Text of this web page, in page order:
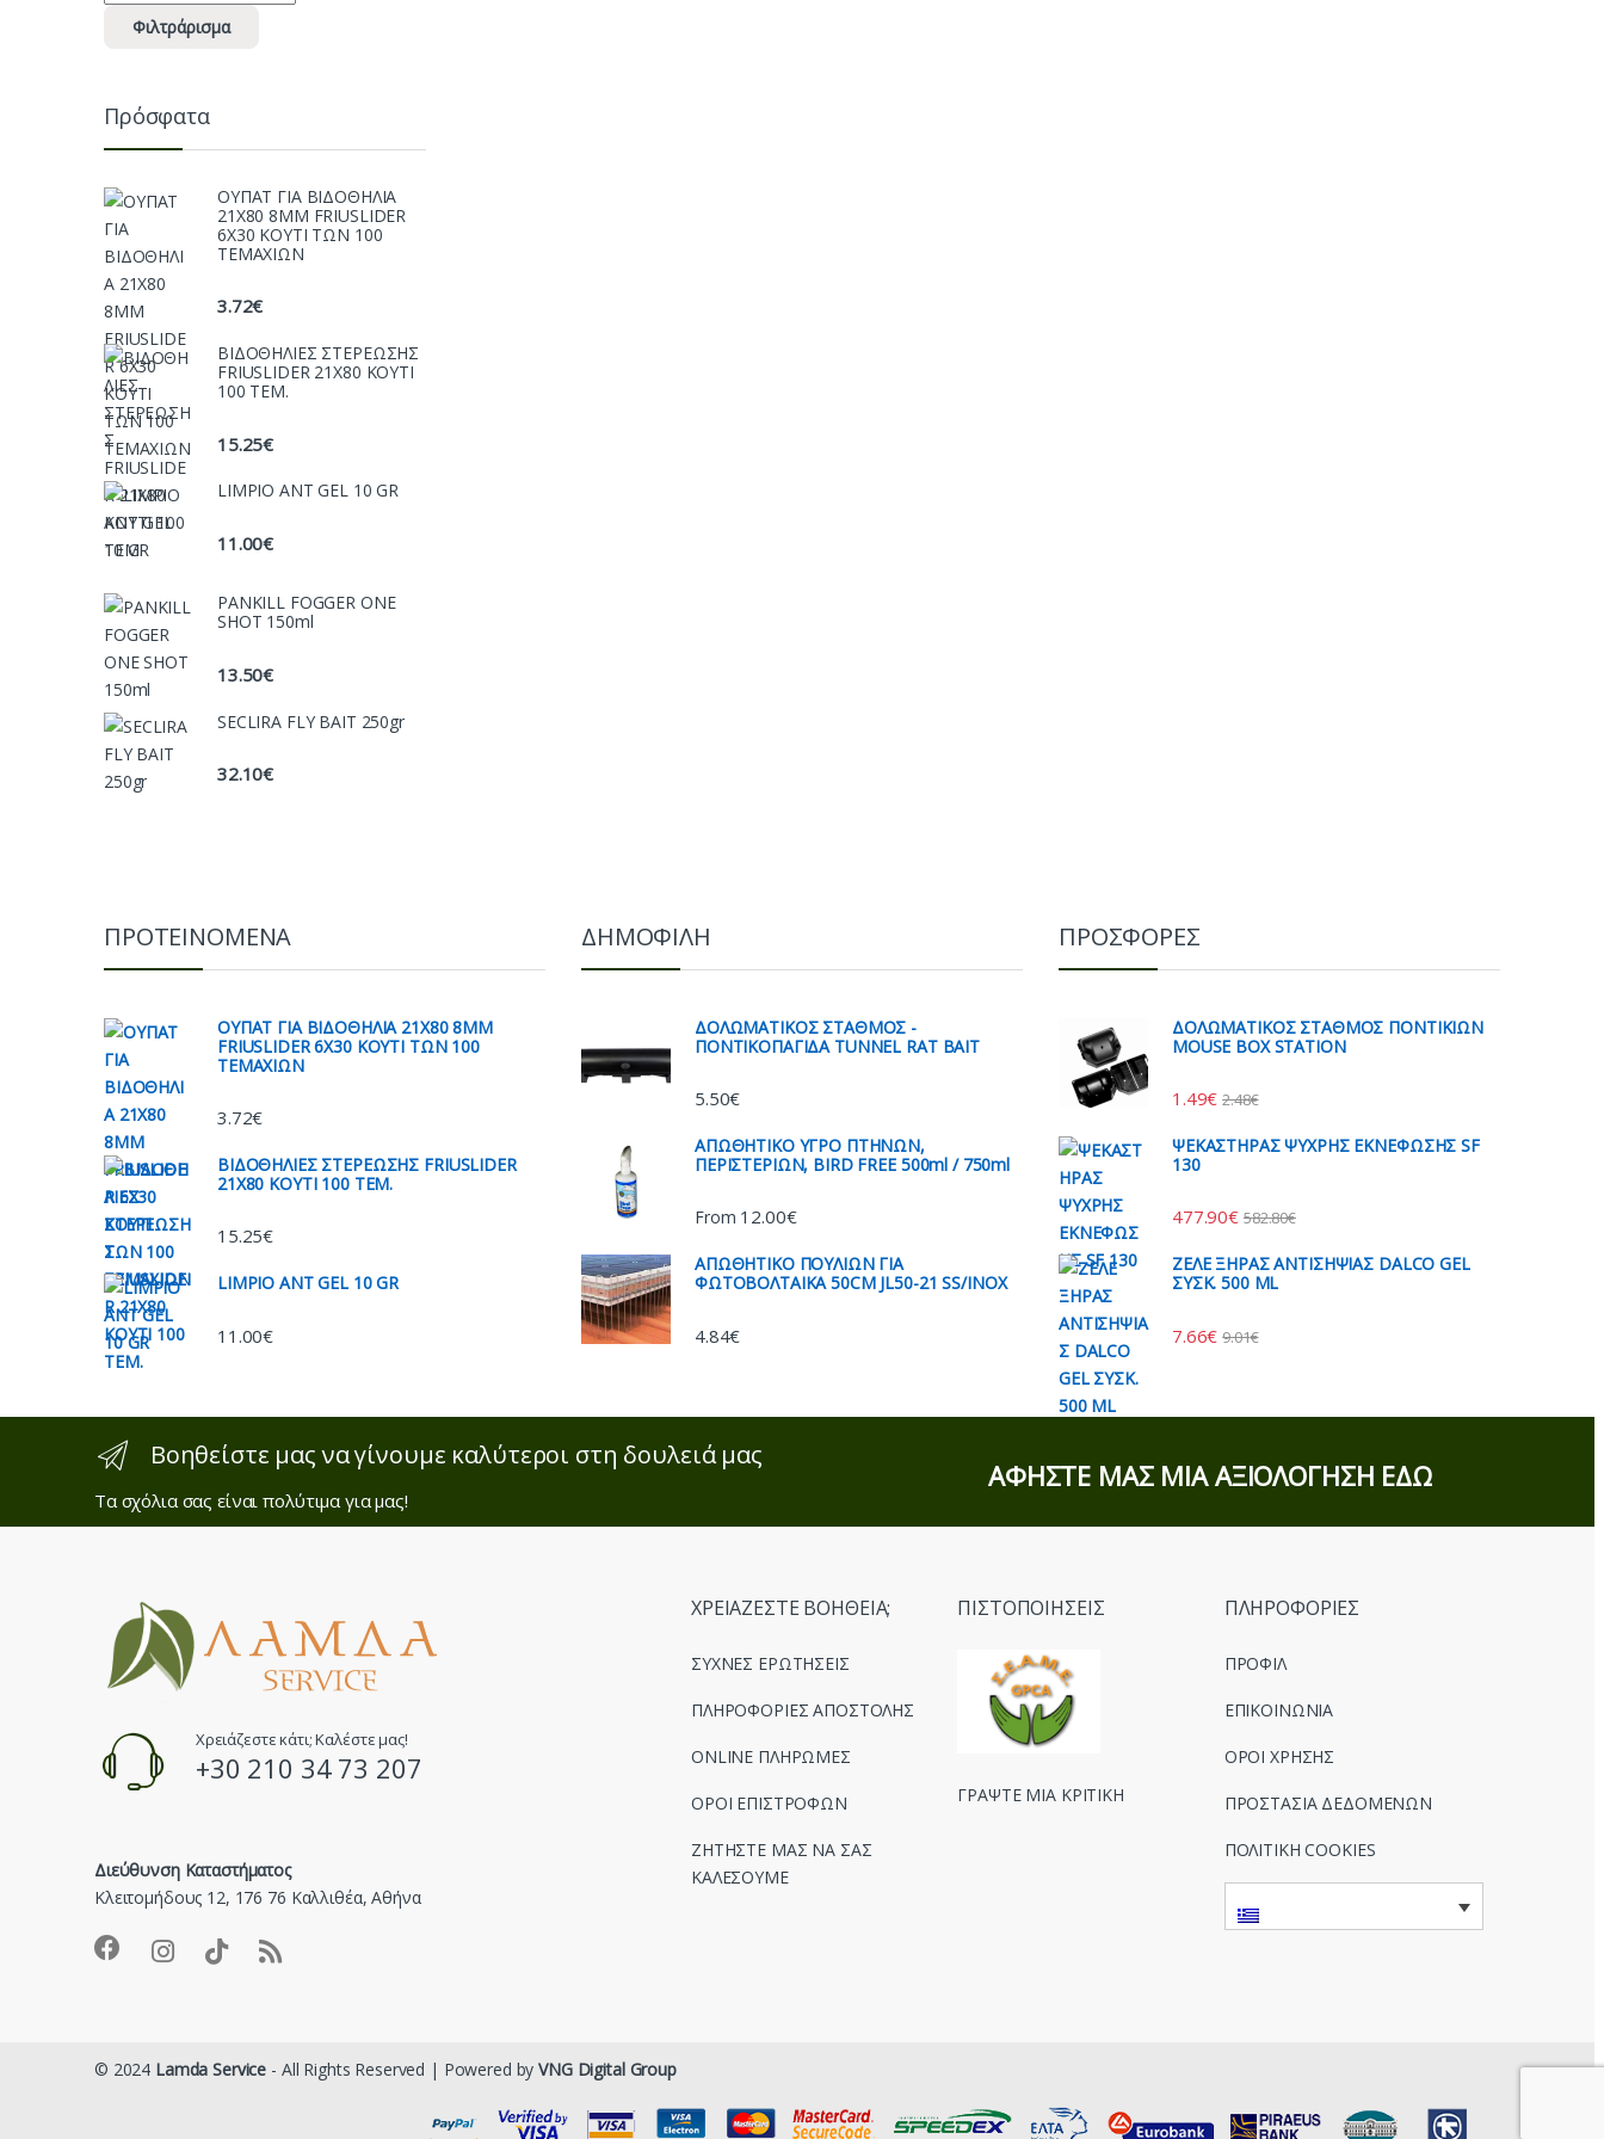
Φιλτράρισμα
Πρόσφατα
ΟΥΠΑΤ ΓΙΑ ΒΙΔΟΘΗΛΙΑ
21Χ80 8ΜΜ FRIUSLIDER
6X30 ΚΟΥΤΙ ΤΩΝ 100
ΤΕΜΑΧΙΩΝ
3.72€
ΒΙΔΟΘΗΛΙΕΣ ΣΤΕΡΕΩΣΗΣ
FRIUSLIDER 21X80 KOYTI
100 TEM.
15.25€
LIMPIO ANT GEL 10 GR
11.00€
PANKILL FOGGER ONE
SHOT 150ml
13.50€
SECLIRA FLY BAIT 250gr
32.10€
ΠΡΟΤΕΙΝΟΜΕΝΑ
ΟΥΠΑΤ ΓΙΑ ΒΙΔΟΘΗΛΙΑ 21Χ80 8ΜΜ
FRIUSLIDER 6X30 ΚΟΥΤΙ ΤΩΝ 100
ΤΕΜΑΧΙΩΝ
3.72€
ΒΙΔΟΘΗΛΙΕΣ ΣΤΕΡΕΩΣΗΣ FRIUSLIDER
21X80 KOYTI 100 TEM.
15.25€
LIMPIO ANT GEL 10 GR
11.00€
ΔΗΜΟΦΙΛΗ
ΔΟΛΩΜΑΤΙΚΟΣ ΣΤΑΘΜΟΣ -
ΠΟΝΤΙΚΟΠΑΓΙΔΑ TUNNEL RAT BAIT
5.50€
AΠΩΘΗΤΙΚΟ ΥΓΡΟ ΠΤΗΝΩΝ,
ΠΕΡΙΣΤΕΡΙΩΝ, BIRD FREE 500ml / 750ml
From 12.00€
ΑΠΩΘΗΤΙΚO ΠΟΥΛΙΩΝ ΓΙΑ
ΦΩΤΟΒΟΛΤΑΙΚΑ 50CM JL50-21 SS/INOX
4.84€
ΠΡΟΣΦΟΡΕΣ
ΔΟΛΩΜΑΤΙΚΟΣ ΣΤΑΘΜΟΣ ΠΟΝΤΙΚΙΩΝ
MOUSE BOX STATION
1.49€ 2.48€
ΨΕΚΑΣΤΗΡΑΣ ΨΥΧΡΗΣ ΕΚΝΕΦΩΣΗΣ SF
130
477.90€ 582.80€
ΖΕΛΕ ΞΗΡΑΣ ΑΝΤΙΣΗΨΙΑΣ DALCO GEL
ΣΥΣΚ. 500 ML
7.66€ 9.01€
Βοηθείστε μας να γίνουμε καλύτεροι στη δουλειά μας
Τα σχόλια σας είναι πολύτιμα για μας!
ΑΦΗΣΤΕ ΜΑΣ ΜΙΑ ΑΞΙΟΛΟΓΗΣΗ ΕΔΩ
Χρειάζεστε κάτι; Καλέστε μας!
+30 210 34 73 207
Διεύθυνση Καταστήματος
Κλειτομήδους 12, 176 76 Καλλιθέα, Αθήνα
ΧΡΕΙΑΖΕΣΤΕ ΒΟΗΘΕΙΑ;
ΣΥΧΝΕΣ ΕΡΩΤΗΣΕΙΣ
ΠΛΗΡΟΦΟΡΙΕΣ ΑΠΟΣΤΟΛΗΣ
ONLINE ΠΛΗΡΩΜΕΣ
ΟΡΟΙ ΕΠΙΣΤΡΟΦΩΝ
ΖΗΤΗΣΤΕ ΜΑΣ ΝΑ ΣΑΣ
ΚΑΛΕΣΟΥΜΕ
ΠΙΣΤΟΠΟΙΗΣΕΙΣ
ΓΡΑΨΤΕ ΜΙΑ ΚΡΙΤΙΚΗ
ΠΛΗΡΟΦΟΡΙΕΣ
ΠΡΟΦΙΛ
ΕΠΙΚΟΙΝΩΝΙΑ
ΟΡΟΙ ΧΡΗΣΗΣ
ΠΡΟΣΤΑΣΙΑ ΔΕΔΟΜΕΝΩΝ
ΠΟΛΙΤΙΚΗ COOKIES
© 2024 Lamda Service - All Rights Reserved | Powered byVNG Digital Group